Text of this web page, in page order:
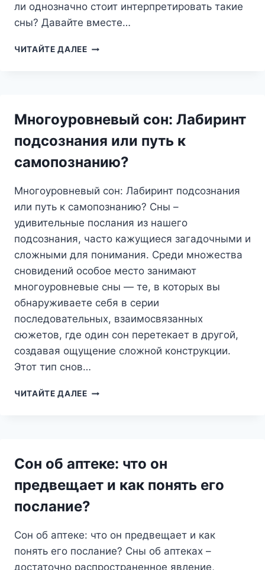
ли однозначно стоит интерпретировать такие
сны? Давайте вместе…
ЧИТАЙТЕ ДАЛЕЕСНЫ
МОРСКОЙ
Многоуровневый сон: Лабиринт
подсознания или путь к
самопознанию?
Многоуровневый сон: Лабиринт подсознания
или путь к самопознанию? Сны –
удивительные послания из нашего
подсознания, часто кажущиеся загадочными и
сложными для понимания. Среди множества
сновидений особое место занимают
многоуровневые сны — те, в которых вы
обнаруживаете себя в серии
последовательных, взаимосвязанных
сюжетов, где один сон перетекает в другой,
создавая ощущение сложной конструкции.
Этот тип снов…
ЧИТАЙТЕ ДАЛЕЕМНОГОУРОВНЕВЫЙ
К
Сон об аптеке: что он
предвещает и как понять его
послание?
Сон об аптеке: что он предвещает и как
понять его послание? Сны об аптеках –
достаточно распространенное явление,